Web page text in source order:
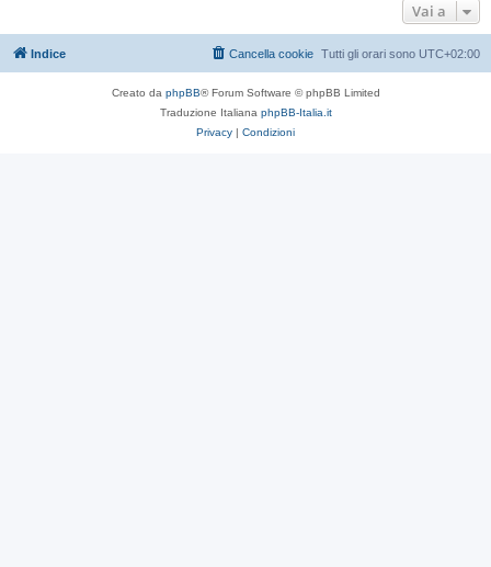
Vai a
Indice Tutti gli orari sono UTC+02:00
Cancella cookie
Creato da phpBB® Forum Software © phpBB Limited
Traduzione Italiana phpBB-Italia.it
Privacy | Condizioni